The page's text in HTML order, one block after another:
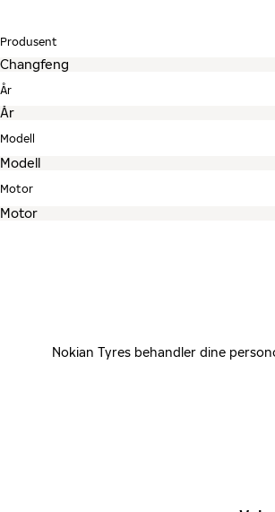
Produsent
År
Modell
Motor
Nokian Tyres behandler dine